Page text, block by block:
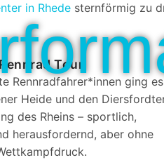
in Rhede sternförmig zu
Rennrad Tour
Rennradfahrer*innen ging es
Heide und den
des Rheins – sportlich,
herausfordernd, aber ohne